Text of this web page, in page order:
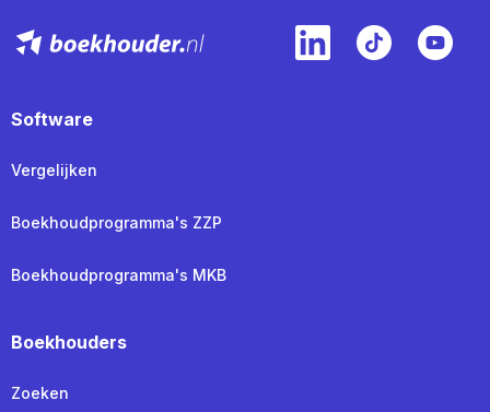
Software
Vergelijken
Boekhoudprogramma's ZZP
Boekhoudprogramma's MKB
Boekhouders
Zoeken